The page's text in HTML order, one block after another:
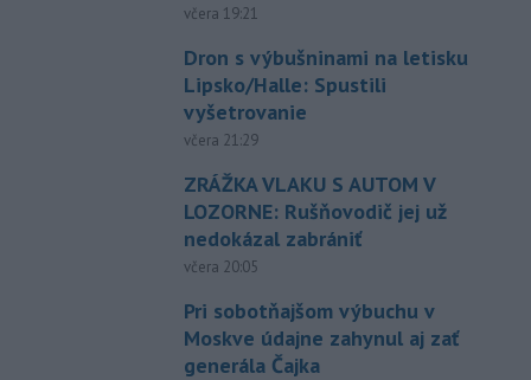
včera 19:21
Dron s výbušninami na letisku
Lipsko/Halle: Spustili
vyšetrovanie
včera 21:29
ZRÁŽKA VLAKU S AUTOM V
LOZORNE: Rušňovodič jej už
nedokázal zabrániť
včera 20:05
Pri sobotňajšom výbuchu v
Moskve údajne zahynul aj zať
generála Čajka